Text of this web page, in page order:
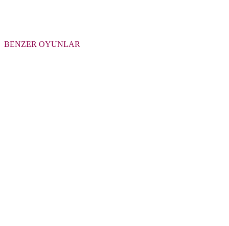
BENZER OYUNLAR